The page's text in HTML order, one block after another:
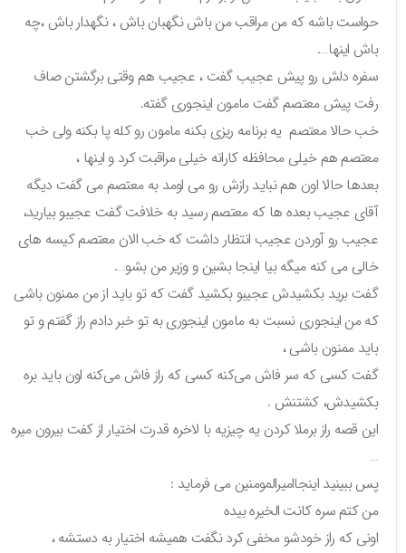
حواست باشه که من مراقب من باش نگهبان باش ، نگهدار باش ،چه
باش اینها….
سفره دلش رو پیش عجیب گفت ، عجیب هم وقتی برگشتن صاف
رفت پیش معتصم گفت مامون اینجوری گفته.
خب حالا معتصم یه برنامه ریزی بکنه مامون رو کله پا بکنه ولی خب
معتصم هم خیلی محافظه کارانه خیلی مراقبت کرد و اینها ،
بعدها حالا اون هم نباید رازش رو می اومد به معتصم می گفت دیگه
آقای عجیب بعده ها که معتصم رسید به خلافت گفت عجیبو بیارید،
عجیب رو آوردن عجیب انتظار داشت که خب الان معتصم کیسه های
خالی می کنه میگه بیا اینجا بشین و‌ وزیر من بشو….
گفت برید بکشیدش عجیبو بکشید گفت که تو باید از من ممنون باشی
که من اینجوری نسبت به مامون اینجوری به تو خبر دادم راز گفتم و تو
باید ممنون باشی ،
گفت کسی که سر فاش می‌کنه کسی که راز فاش می‌کنه اون باید بره
بکشیدش، کشتنش .
این قصه راز برملا کردن یه چیزیه با لاخره قدرت اختیار از کفت بیرون‌ میره
پس ببینید اینجاامیرالمومنین می فرماید :
من کتم سره کانت الخیره بیده
اونی که راز خودشو مخفی کرد نگفت همیشه اختیار به دستشه ،